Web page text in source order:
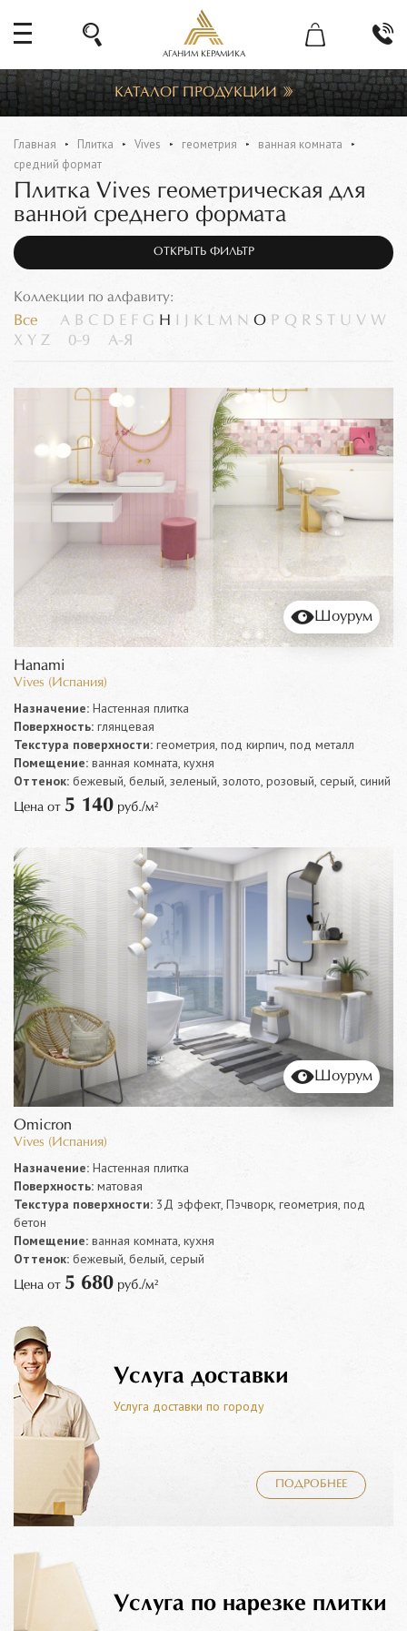
АГАНИМ КЕРАМИКА
КАТАЛОГ ПРОДУКЦИИ
Главная Плитка Vives геометрия
ванная комната
средний формат
Плитка Vives геометрическая для
ванной среднего формата
ОТКРЫТЬ ФИЛЬТР
Коллекции по алфавиту:
Все A B C D E F G H K L M N O P Q R S U V W
X Y Z 0-9 А-Я
Шоурум
Hanami
Vives (Испания)
Назначение: Настенная плитка
Поверхность: глянцевая
Текстура поверхности: геометрия, под кирпич, под металл
Помещение: ванная комната, кухня
Оттенок: бежевый, белый, зеленый, золото, розовый, серый, синий
Цена от 5 140 руб./м²
Шоурум
Omicron
Vives (Испания)
Назначение: Настенная плитка
Поверхность: матовая
Текстура поверхности: 3Д эффект, Пэчворк, геометрия, под
бетон
Помещение: ванная комната, кухня
Оттенок: бежевый, белый, серый
Цена от 5 680 руб./м²
Услуга доставки
Услуга доставки по городу
ПОДРОБНЕЕ
Услуга по нарезке плитки